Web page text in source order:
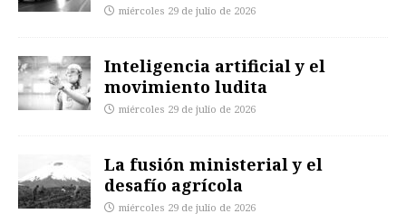
miércoles 29 de julio de 2026
Inteligencia artificial y el
movimiento ludita
miércoles 29 de julio de 2026
La fusión ministerial y el
desafío agrícola
miércoles 29 de julio de 2026